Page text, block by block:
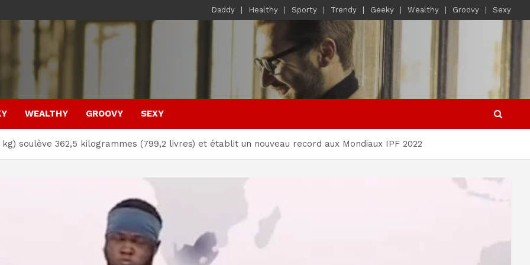
Daddy Healthy Sporty Trendy Geeky Wealthy Groovy Sexy
WEALTHY GROOVY SEXY
soulève 362,5 kilogrammes (799,2 livres) et établit un nouveau record aux Mondiaux IPF 2022